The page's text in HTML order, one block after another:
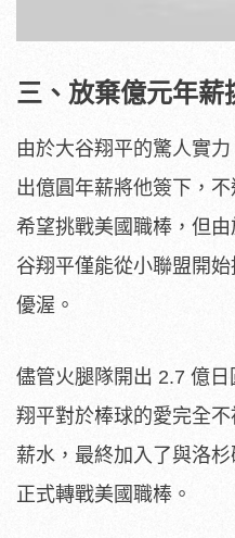
三、放棄億元年薪
由於大谷翔平的驚人實
出億圓年薪將他簽下，
希望挑戰美國職棒，但
谷翔平僅能從小聯盟開
優渥。
儘管火腿隊開出 2.7 億
翔平對於棒球的愛完全
薪水，最終加入了與洛
正式轉戰美國職棒。